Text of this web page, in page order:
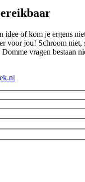
idee of kom je ergens
voor jou! Schroom niet,
vragen bestaan